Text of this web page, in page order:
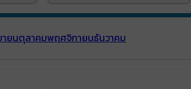
ยนตุลาคมพฤศจิกายนธันวาคม